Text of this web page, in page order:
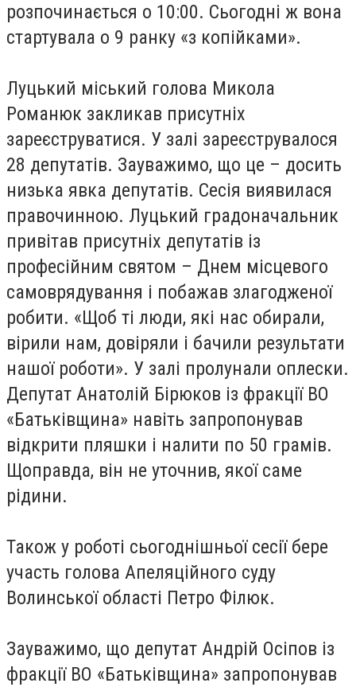
розпочинається о 10:00. Сьогодні ж вона
стартувала о 9 ранку «з копійками».
Луцький міський голова Микола
Романюк закликав присутніх
зареєструватися. У залі зареєструвалося
28 депутатів. Зауважимо, що це – досить
низька явка депутатів. Сесія виявилася
правочинною. Луцький градоначальник
привітав присутніх депутатів із
професійним святом – Днем місцевого
самоврядування і побажав злагодженої
робити. «Щоб ті люди, які нас обирали,
вірили нам, довіряли і бачили результати
нашої роботи». У залі пролунали оплески.
Депутат Анатолій Бірюков із фракції ВО
«Батьківщина» навіть запропонував
відкрити пляшки і налити по 50 грамів.
Щоправда, він не уточнив, якої саме
рідини.
Також у роботі сьогоднішньої сесії бере
участь голова Апеляційного суду
Волинської області Петро Філюк.
Зауважимо, що депутат Андрій Осіпов із
фракції ВО «Батьківщина» запропонував